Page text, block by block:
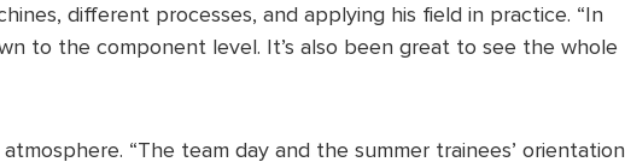
different processes, and applying his field in practice. “In
to the component level. It’s also been great to see the whole
“The team day and the summer trainees’ orientation